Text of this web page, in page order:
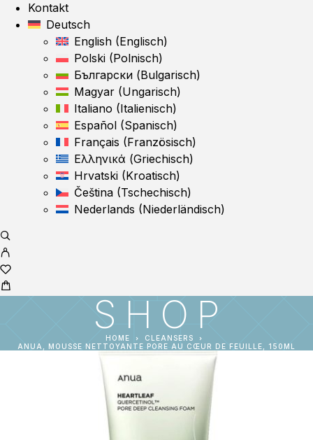
Kontakt
Deutsch
English (Englisch)
Polski (Polnisch)
Български (Bulgarisch)
Magyar (Ungarisch)
Italiano (Italienisch)
Español (Spanisch)
Français (Französisch)
Ελληνικά (Griechisch)
Hrvatski (Kroatisch)
Čeština (Tschechisch)
Nederlands (Niederländisch)
SHOP
HOME
CLEANSERS
ANUA, MOUSSE NETTOYANTE PORE AU CŒUR DE FEUILLE, 150ML